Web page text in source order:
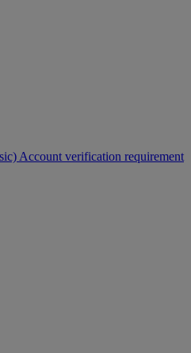
Account verification requirement